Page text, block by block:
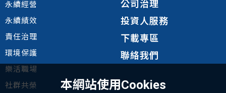
永續經營
永續績效
責任治理
環境保護
樂活職場
社群共榮
公司治理
投資人服務
下載專區
聯絡我們
本網站使用Cookies